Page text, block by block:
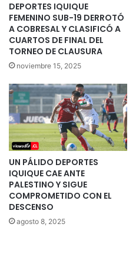
DEPORTES IQUIQUE
FEMENINO SUB-19 DERROTÓ
A COBRESAL Y CLASIFICÓ A
CUARTOS DE FINAL DEL
TORNEO DE CLAUSURA
noviembre 15, 2025
UN PÁLIDO DEPORTES
IQUIQUE CAE ANTE
PALESTINO Y SIGUE
COMPROMETIDO CON EL
DESCENSO
agosto 8, 2025